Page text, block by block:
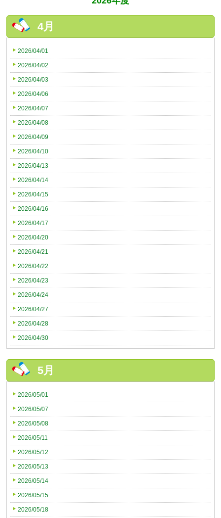
4月
2026/04/01
2026/04/02
2026/04/03
2026/04/06
2026/04/07
2026/04/08
2026/04/09
2026/04/10
2026/04/13
2026/04/14
2026/04/15
2026/04/16
2026/04/17
2026/04/20
2026/04/21
2026/04/22
2026/04/23
2026/04/24
2026/04/27
2026/04/28
2026/04/30
5月
2026/05/01
2026/05/07
2026/05/08
2026/05/11
2026/05/12
2026/05/13
2026/05/14
2026/05/15
2026/05/18